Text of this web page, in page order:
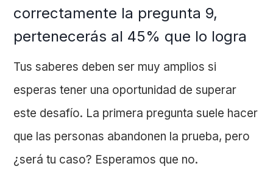
correctamente la pregunta 9,
pertenecerás al 45% que lo logra
Tus saberes deben ser muy amplios si
esperas tener una oportunidad de superar
este desafío. La primera pregunta suele hacer
que las personas abandonen la prueba, pero
¿será tu caso? Esperamos que no.